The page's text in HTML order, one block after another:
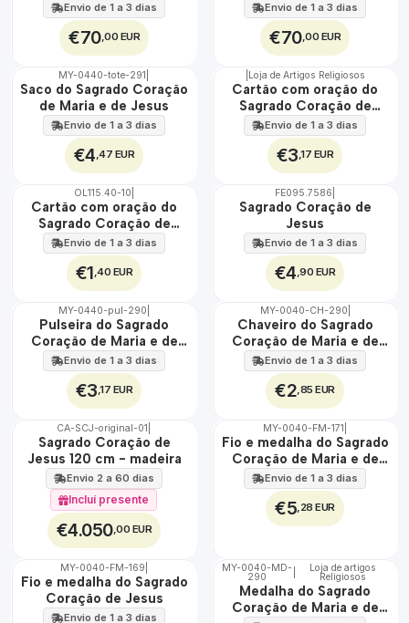
Maria e Jesus 45 cm x 60
cm
Envio de 1 a 3 dias
€70,00 EUR
Jesus 45 cm x 60 cm
Envio de 1 a 3 dias
€70,00 EUR
🇵🇹
100%
MY-0440-tote-291
Saco do Sagrado Coração
de Maria e de Jesus
Envio de 1 a 3 dias
€4,47 EUR
🇵🇹
100%
Loja de Artigos Religiosos
Cartão com oração do
Sagrado Coração de
Maria e de Jesus
Envio de 1 a 3 dias
€3,17 EUR
OL115.40-10
Cartão com oração do
Sagrado Coração de
Jesus
Envio de 1 a 3 dias
€1,40 EUR
FE095.7586
Sagrado Coração de
Jesus
Envio de 1 a 3 dias
€4,90 EUR
🇵🇹
100%
MY-0440-pul-290
Pulseira do Sagrado
Coração de Maria e de
Jesus
Envio de 1 a 3 dias
€3,17 EUR
🇵🇹
100%
MY-0040-CH-290
Chaveiro do Sagrado
Coração de Maria e de
Jesus
Envio de 1 a 3 dias
€2,85 EUR
🇵🇹
100%
EXCLUSIVO
CA-SCJ-original-01
Sagrado Coração de
Jesus 120 cm - madeira
Envio 2 a 60 dias
Incluí presente
€4.050,00 EUR
MY-0040-FM-171
Fio e medalha do Sagrado
Coração de Maria e de
Jesus
Envio de 1 a 3 dias
€5,28 EUR
MY-0040-FM-169
Fio e medalha do Sagrado
Coração de Jesus
Envio de 1 a 3 dias
🇵🇹
100%
MY-0040-MD-
290
Loja de artigos
Religiosos
Medalha do Sagrado
Coração de Maria e de